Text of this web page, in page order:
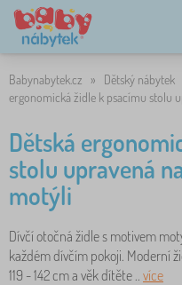
Babynabytek.cz » Dětský nábytek
ergonomická židle k psacímu stolu
Dětská
stolu upravená
motýli
Dívčí otočná židle s motivem
každém dívčím pokoji. Moderní
119 - 142 cm a věk dítěte .. více